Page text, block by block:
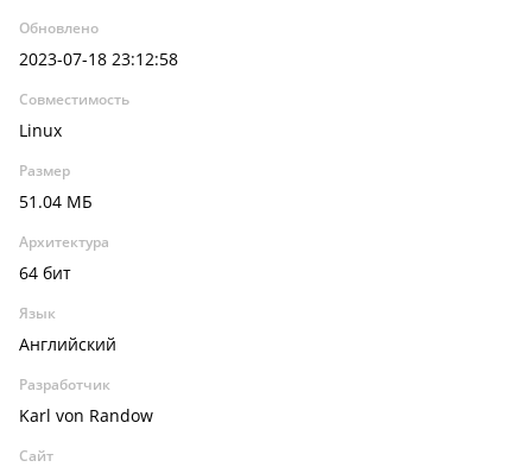
Обновлено
2023-07-18 23:12:58
Совместимость
Linux
Размер
51.04 МБ
Архитектура
64 бит
Язык
Английский
Разработчик
Karl von Randow
Сайт